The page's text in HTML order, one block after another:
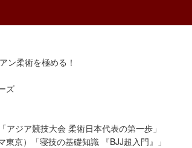
柔術を極める！
ズ
ジア競技大会 柔術日本代表の第一歩」
京）「寝技の基礎知識 『BJJ超入門』」